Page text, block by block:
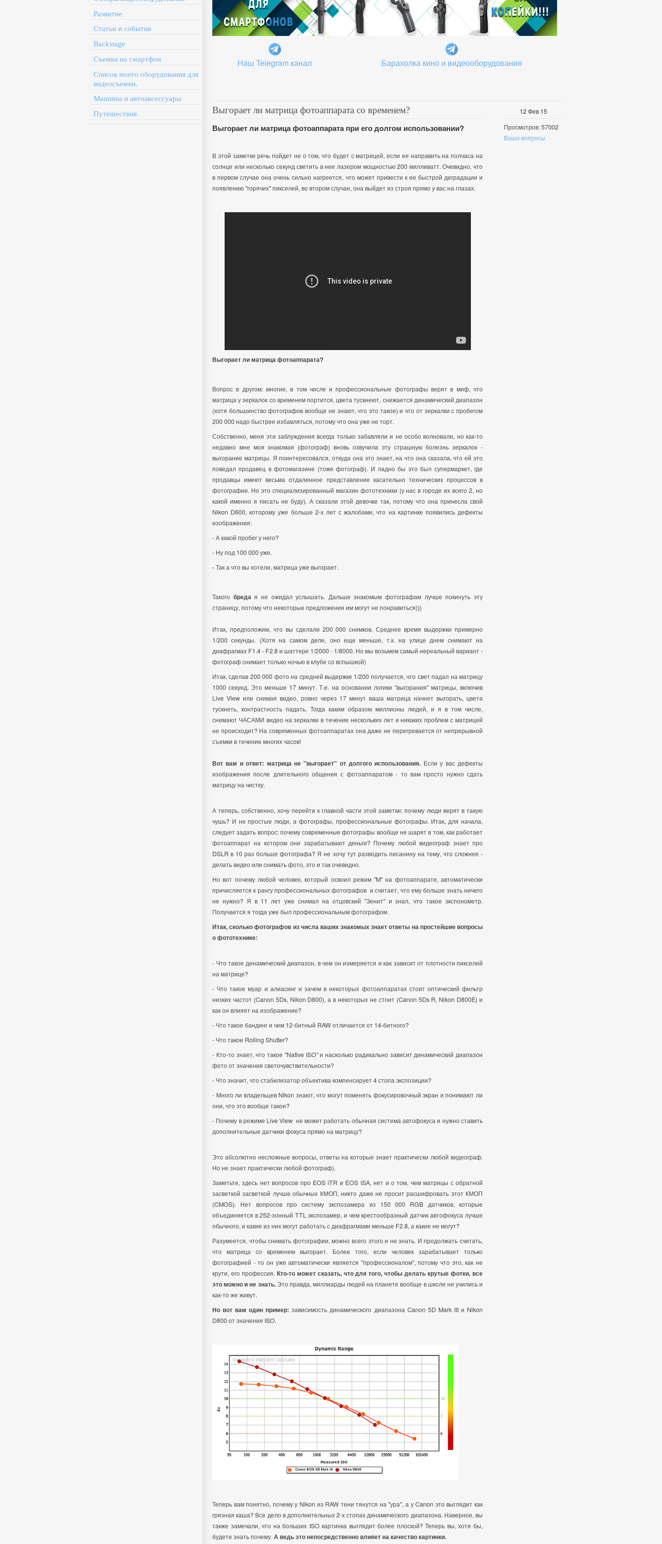
Развитие
Статьи и события
Backstage
Съемка на смартфон
Список моего оборудования для
видеосъемки.
Машины и автоаксессуары
Путешествия
Наш Telegram канал Барахолка кино и видеооборудования
12Фев 15
Просмотров: 57002
Ваши вопросы
Выгорает ли матрица фотоаппарата со временем?
Выгорает ли матрица фотоаппарата при его долгом использовании?
В этой заметке речь пойдет не о том, что будет с матрицей, если ее направить на полчаса на
солнце или несколько секунд светить в нее лазером мощностью 200 милливатт. Очевидно, что
в первом случае она очень сильно нагреется, что может привести к ее быстрой деградации и
появлению "горячих" пикселей, во втором случае, она выйдет из строя прямо у вас на глазах.
Выгорает ли матрица фотоаппарата?
Вопрос в другом: многие, в том числе и профессиональные фотографы верят в миф, что
матрица у зеркалок со временем портится, цвета тускнеют, снижается динамический диапазон
(хотя большинство фотографов вообще не знают, что это такое) и что от зеркалки с пробегом
200 000 надо быстрее избавляться, потому что она уже не торт.
Собственно, меня эти заблуждения всегда только забавляли и не особо волновали, но как-то
недавно мне моя знакомая (фотограф) вновь озвучила эту страшную болезнь зеркалок -
выгорание матрицы. Я поинтересовался, откуда она это знает, на что она сказала, что ей это
поведал продавец в фотомагазине (тоже фотограф). И ладно бы это был супермаркет, где
продавцы имеют весьма отдаленное представление касательно технических процессов в
фотографии. Но это специализированный магазин фототехники (у нас в городе их всего 2, но
какой именно я писать не буду). А сказали этой девочке так, потому что она принесла свой
Nikon D600, которому уже больше 2-х лет с жалобами, что на картинке появились дефекты
изображения:
- А какой пробег у него?
- Ну под 100 000 уже.
- Так а что вы хотели, матрица уже выгорает.
Такого бреда я не ожидал услышать. Дальше знакомым фотографам лучше покинуть эту
страницу, потому что некоторые предложения им могут не понравиться)))
Итак, предположим, что вы сделали 200 000 снимков. Среднее время выдержки примерно
1/200 секунды. (Хотя на самом деле, оно еще меньше, т.к. на улице днем снимают на
диафрагмах F1.4 - F2.8 и шаттере 1/2000 - 1/8000. Но мы возьмем самый нереальный вариант -
фотограф снимает только ночью в клубе со вспышкой)
Итак, сделав 200 000 фото на средней выдержке 1/200 получается, что свет падал на матрицу
1000 секунд. Это меньше 17 минут. Т.е. на основании логики "выгорания" матрицы, включив
Live View или снимая видео, ровно через 17 минут ваша матрица начнет выгорать, цвета
тускнеть, контрастность падать. Тогда каким образом миллионы людей, и я в том числе,
снимают ЧАСАМИ видео на зеркалки в течение нескольких лет и никаких проблем с матрицей
не происходит? На современных фотоаппаратах она даже не перегревается от непрерывной
съемки в течение многих часов!
Вот вам и ответ: матрица не "выгорает" от долгого использования. Если у вас дефекты
изображения после длительного общения с фотоаппаратом - то вам просто нужно сдать
матрицу на чистку.
А теперь, собственно, хочу перейти к главной части этой заметки: почему люди верят в такую
чушь? И не простые люди, а фотографы, профессиональные фотографы. Итак, для начала,
следует задать вопрос: почему современные фотографы вообще не шарят в том, как работает
фотоаппарат на котором они зарабатывают деньги? Почему любой видеограф знает про
DSLR в 10 раз больше фотографа? Я не хочу тут разводить писанину на тему, что сложнее -
делать видео или снимать фото, это и так очевидно.
Но вот почему любой человек, который освоил режим "M" на фотоаппарате, автоматически
причисляется к рангу профессиональных фотографов и считает, что ему больше знать ничего
не нужно? Я в 11 лет уже снимал на отцовский "Зенит" и знал, что такое экспонометр.
Получается я тогда уже был профессиональным фотографом.
Итак, сколько фотографов из числа ваших знакомых знает ответы на простейшие вопросы
о фототехнике:
- Что такое динамический диапазон, в чем он измеряется и как зависит от плотности пикселей
на матрице?
- Что такое муар и алиасинг и зачем в некоторых фотоаппаратах стоит оптический фильтр
низких частот (Canon 5Ds, Nikon D800), а в некоторых не стоит (Canon 5Ds R, Nikon D800E) и
как он влияет на изображение?
- Что такое бандинг и чем 12-битный RAW отличается от 14-битного?
- Что такое Rolling Shutter?
- Кто-то знает, что такое "Native ISO" и насколько радикально зависит динамический диапазон
фото от значения светочувствительности?
- Что значит, что стабилизатор объектива компенсирует 4 стопа экспозиции?
- Много ли владельцев Nikon знают, что могут поменять фокусировочный экран и понимают ли
они, что это вообще такое?
- Почему в режиме Live View не может работать обычная система автофокуса и нужно ставить
дополнительные датчики фокуса прямо на матрицу?
Это абсолютно несложные вопросы, ответы на которые знает практически любой видеограф.
Но не знает практически любой фотограф).
Заметьте, здесь нет вопросов про EOS iTR и EOS iSA, нет и о том, чем матрицы с обратной
засветкой засветкой лучше обычных КМОП, никто даже не просит расшифровать этот КМОП
(CMOS). Нет вопросов про систему экспозамера из 150 000 RGB датчиков, которые
объединяется в 252-зонный TTL экспозамер, и чем крестообразный датчик автофокуса лучше
обычного, и какие из них могут работать с диафрагмами меньше F2.8, а какие не могут?
Разумеется, чтобы снимать фотографии, можно всего этого и не знать. И продолжать считать,
что матрица со временем выгорает. Более того, если человек зарабатывает только
фотографией - то он уже автоматически является "профессионалом", потому что это, как не
крути, его профессия. Кто-то может сказать, что для того, чтобы делать крутые фотки, все
это можно и не знать.Это правда, миллиарды людей на планете вообще в школе не учились и
как-то же живут.
Но вот вам один пример: зависимость динамического диапазона Canon 5D Mark III и Nikon
D800 от значения ISO.
Теперь вам понятно, почему у Nikon из RAW тени тянутся на "ура", а у Canon это выглядит как
грязная каша? Все дело в дополнительных 2-х стопах динамического диапазона. Наверное, вы
также замечали, что на больших ISO картинка выглядит более плоской? Теперь вы, хотя бы,
будете знать почему. А ведь это непосредственно влияет на качество картинки.